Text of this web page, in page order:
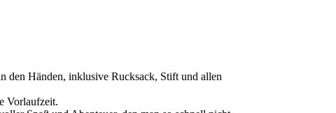
den Händen, inklusive Rucksack, Stift und allen
Vorlaufzeit.